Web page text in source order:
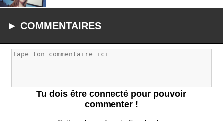
► COMMENTAIRES
Tu dois être connecté pour pouvoir
commenter !